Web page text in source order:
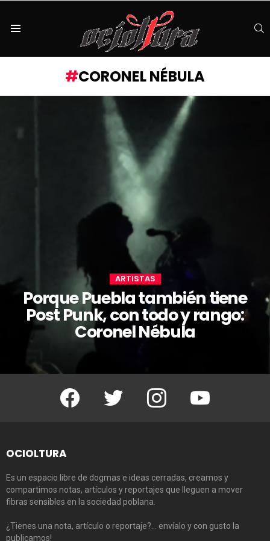
CORONEL NÉBULA
ARTISTAS
Porque Puebla también tiene
Post Punk, con todo y rango:
Coronel Nébula
Facebook Twitter Instagram Youtube
OCIOLTURA
Es un espacio libre de dogmas e ideas cerradas, creamos y
compartimos notas, artículos y reportajes que lleguen a mover
fibras sensibles en la sociedad poblana.
¿Tienes una nota, artículo o reportaje?… envíalo y con gusto la
publicamos!